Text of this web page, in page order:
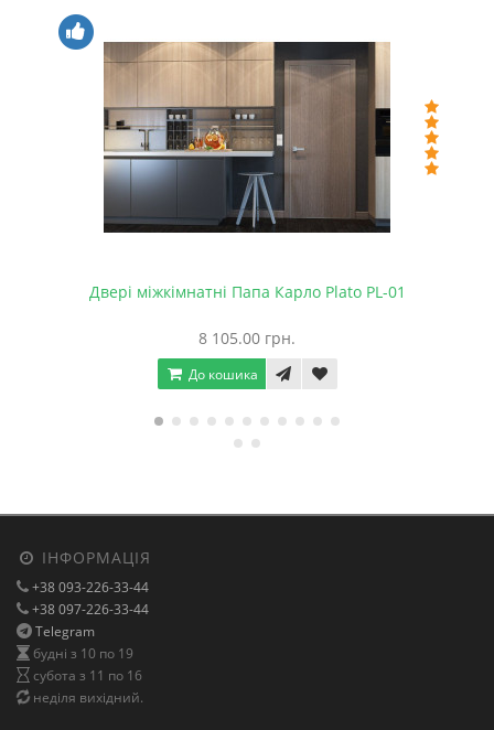
Двері міжкімнатні Папа Карло Plato PL-01
8 105.00 грн.
До кошика
ІНФОРМАЦІЯ
+38 093-226-33-44
+38 097-226-33-44
Telegram
будні з 10 по 19
субота з 11 по 16
неділя вихідний.